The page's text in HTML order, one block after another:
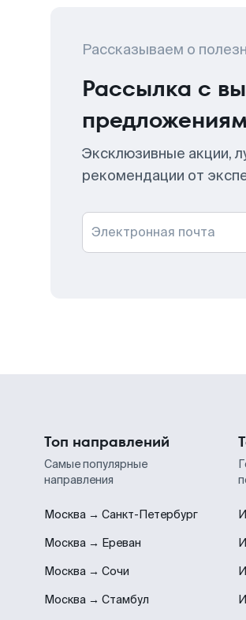
Рассказываем о
Рассылка с
Эксклюзивные акции,
рекомендации от
Электронная почта
Топ направлений
Самые популярные
направления
Москва → Санкт-Петербург
Москва → Ереван
Москва → Сочи
Москва → Стамбул